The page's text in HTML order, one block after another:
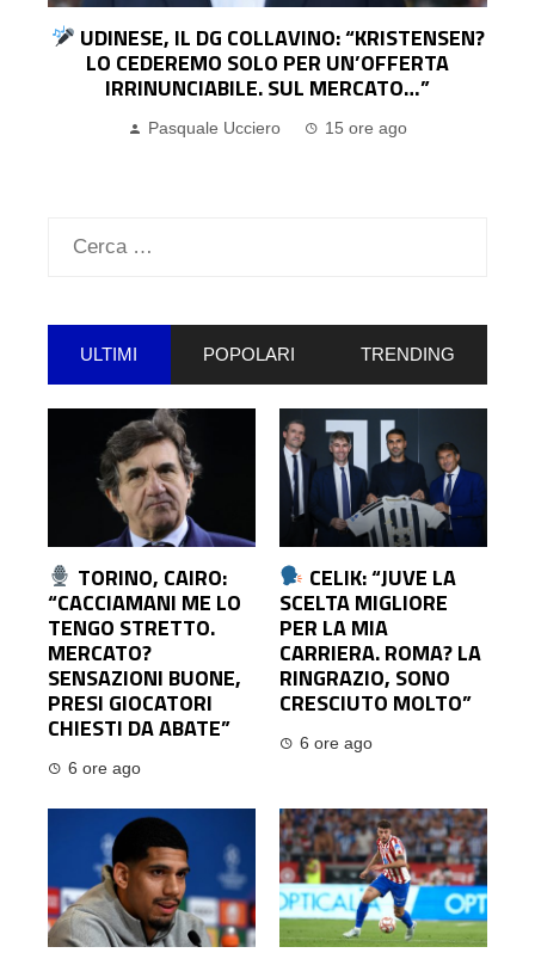
UDINESE, IL DG COLLAVINO: “KRISTENSEN?
LO CEDEREMO SOLO PER UN’OFFERTA
IRRINUNCIABILE. SUL MERCATO…”
Pasquale Ucciero 15 ore ago
Ricerca
ULTIMI POPOLARI TRENDING
TORINO, CAIRO:
“CACCIAMANI ME LO
TENGO STRETTO.
MERCATO?
SENSAZIONI BUONE,
PRESI GIOCATORI
CHIESTI DA ABATE”
6 ore ago
CELIK: “JUVE LA
SCELTA MIGLIORE
PER LA MIA
CARRIERA. ROMA? LA
RINGRAZIO, SONO
CRESCIUTO MOLTO”
6 ore ago